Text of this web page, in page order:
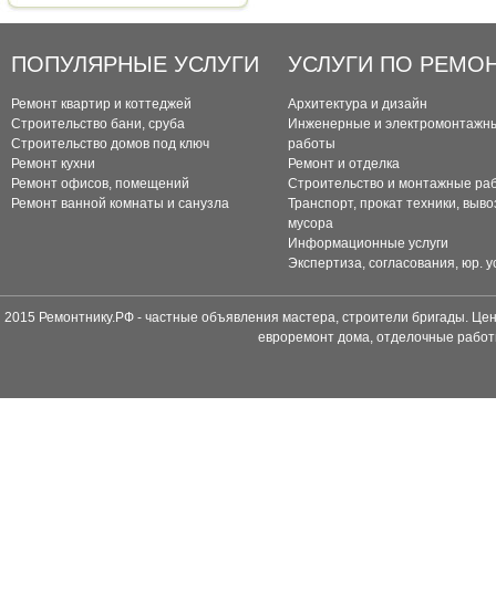
ПОПУЛЯРНЫЕ УСЛУГИ
Ремонт квартир и коттеджей
Строительство бани, сруба
Строительство домов под ключ
Ремонт кухни
Ремонт офисов, помещений
Ремонт ванной комнаты и санузла
УСЛУГИ ПО
Архитектура и дизайн
Инженерные и
работы
Ремонт и отделка
Строительство и монтажные
Транспорт, прокат техники,
мусора
Информационные услуги
Экспертиза, согласования, юр.
2015 Ремонтнику.РФ - частные объявления мастера, строители бригады.
евроремонт дома, отделочные